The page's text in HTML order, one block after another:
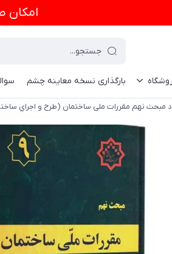
امكان
بارگذاری نسخه معاینه چشم
مبحث نهم مقررات ملی ساختمان (طرح و اجراي ساختمان‌هاي بتن‌آرمه) -